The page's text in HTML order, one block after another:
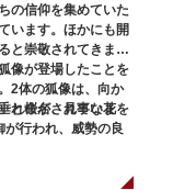
の信仰を集めていた
います。ほかにも開
と崇敬されてきまし
れ桜が、見事な花を
行われ、威勢の良
七福神に関する授与
像が登場したことを
2体の狐像は、向か
と命名されていま